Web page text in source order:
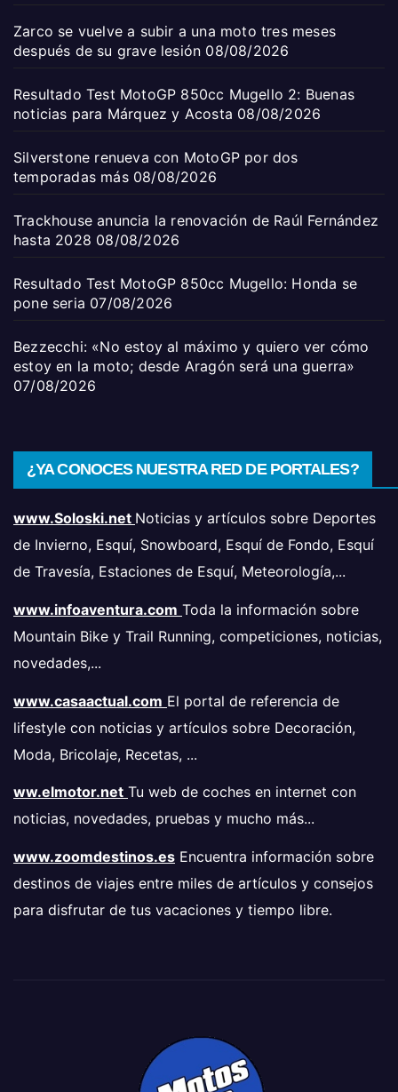
Zarco se vuelve a subir a una moto tres meses
después de su grave lesión 08/08/2026
Resultado Test MotoGP 850cc Mugello 2: Buenas
noticias para Márquez y Acosta 08/08/2026
Silverstone renueva con MotoGP por dos
temporadas más 08/08/2026
Trackhouse anuncia la renovación de Raúl Fernández
hasta 2028 08/08/2026
Resultado Test MotoGP 850cc Mugello: Honda se
pone seria 07/08/2026
Bezzecchi: «No estoy al máximo y quiero ver cómo
estoy en la moto; desde Aragón será una guerra»
07/08/2026
¿YA CONOCES NUESTRA RED DE PORTALES?
www.Soloski.net Noticias y artículos sobre Deportes
de Invierno, Esquí, Snowboard, Esquí de Fondo, Esquí
de Travesía, Estaciones de Esquí, Meteorología,...
www.infoaventura.com Toda la información sobre
Mountain Bike y Trail Running, competiciones, noticias,
novedades,...
www.casaactual.com El portal de referencia de
lifestyle con noticias y artículos sobre Decoración,
Moda, Bricolaje, Recetas, ...
ww.elmotor.net Tu web de coches en internet con
noticias, novedades, pruebas y mucho más...
www.zoomdestinos.es Encuentra información sobre
destinos de viajes entre miles de artículos y consejos
para disfrutar de tus vacaciones y tiempo libre.